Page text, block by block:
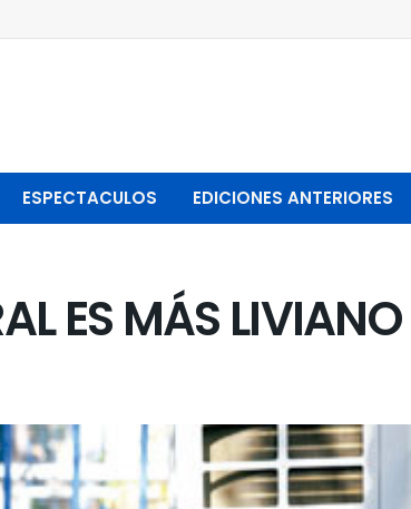
ESPECTACULOS EDICIONES ANTERIORES
ES MÁS LIVIANO